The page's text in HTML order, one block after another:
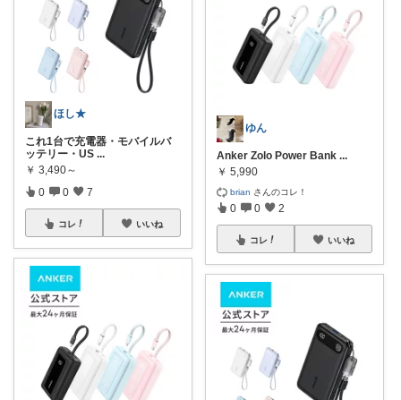
ほし★
これ1台で充電器・モバイルバ
ッテリー・US ...
￥ 3,490～
0 0 7
コレ いいね
ゆん
Anker Zolo Power Bank ...
￥ 5,990
brian さんのコレ！
0 0 2
コレ いいね